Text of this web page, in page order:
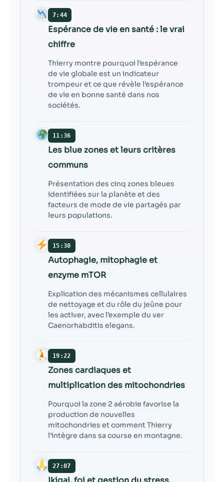
7:44
Espérance de vie en santé : le vrai
chiffre
Thierry montre pourquoi l’espérance
de vie globale est un indicateur
trompeur et ce que révèle l’espérance
de vie en bonne santé dans nos
sociétés.
11:36
Les blue zones et leurs critères
communs
Présentation des cinq zones bleues
identifiées sur la planète et des
facteurs de mode de vie partagés par
leurs populations.
15:30
Autophagie, mitophagie et
enzyme mTOR
Explication des mécanismes cellulaires
de nettoyage et du rôle du jeûne pour
les activer, avec l’exemple du ver
Caenorhabditis elegans.
19:22
Zones cardiaques et
multiplication des mitochondries
Pourquoi la zone 2 aérobie favorise la
production de nouvelles
mitochondries et comment Thierry
l’intègre dans sa course en montagne.
27:07